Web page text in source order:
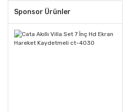
Sponsor Ürünler